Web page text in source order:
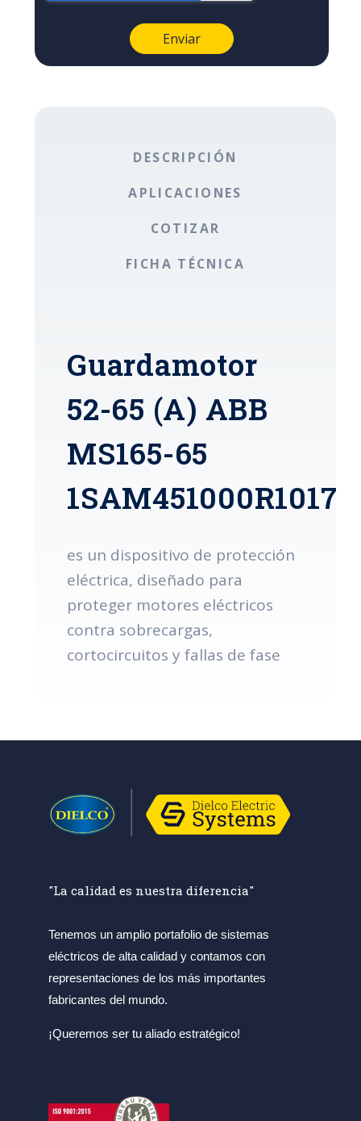
DESCRIPCIÓN
APLICACIONES
COTIZAR
FICHA TÉCNICA
Guardamotor
52-65 (A) ABB
MS165-65
1SAM451000R1017
es un dispositivo de protección
eléctrica, diseñado para
proteger motores eléctricos
contra sobrecargas,
cortocircuitos y fallas de fase
"La calidad es nuestra diferencia"
Tenemos un amplio portafolio de sistemas
eléctricos de alta calidad y contamos con
representaciones de los más importantes
fabricantes del mundo.
¡Queremos ser tu aliado estratégico!